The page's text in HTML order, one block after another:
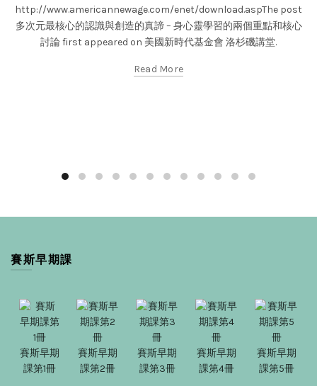
http://www.americannewage.com/enet/download.aspThe post
多次元最核心的認識與創造的真諦 – 身心靈學習的兩個重點和核心
討論 first appeared on 美國新時代基金會 洛杉磯講堂.
Read More
賽斯早期課
賽斯早期
課第1冊
賽斯早期
課第2冊
賽斯早期
課第3冊
賽斯早期
課第4冊
賽斯早期
課第5冊